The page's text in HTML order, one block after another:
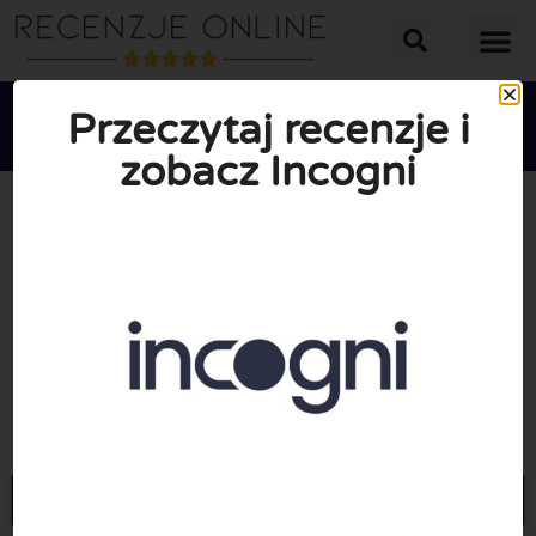
 
Przeczytaj recenzje i
zobacz Incogni